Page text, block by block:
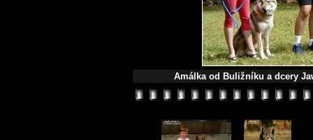
Amálka od Buližníku a dcery